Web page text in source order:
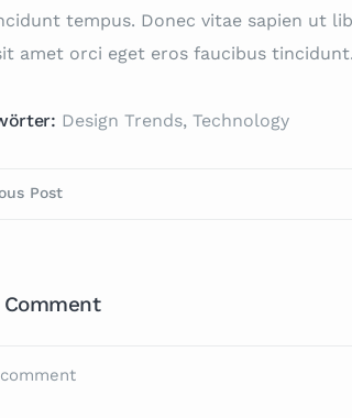
tempus. Donec vitae sapien ut
amet orci eget eros faucibus tincidunt.
Design Trends, Technology
Post
Comment